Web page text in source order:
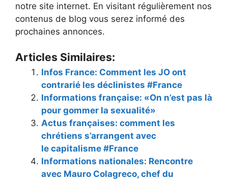
notre site internet. En visitant régulièrement nos
contenus de blog vous serez informé des
prochaines annonces.
Articles Similaires:
Infos France: Comment les JO ont
contrarié les déclinistes #France
Informations française: «On n’est pas là
pour gommer la sexualité»
Actus françaises: comment les
chrétiens s’arrangent avec
le capitalisme #France
Informations nationales: Rencontre
avec Mauro Colagreco, chef du